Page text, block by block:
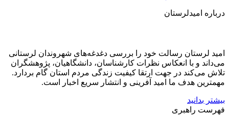
درباره امیدلرستان
امید لرستان رسالت خود را بررسی دغدغه‌های شهروندان لرستانی
می‌داند و با انعکاس نظرات کارشناسان، دانشگاهیان، پژوهشگران
تلاش می‌کند در جهت ارتقا کیفیت زندگی مردم استان گام بردارد.
مهمترین هدف ما امید آفرینی و انتشار سریع اخبار است.
بیشتر بدانید
فهرست راهبری